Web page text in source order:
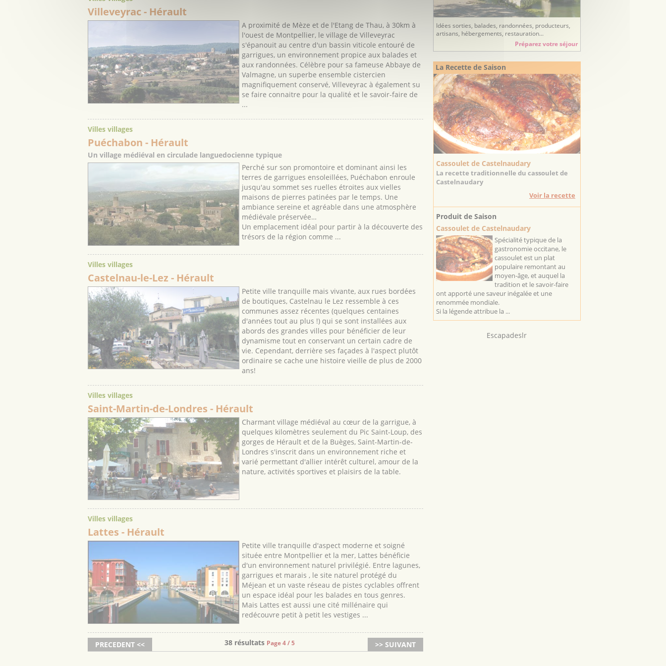
Villeveyrac- Hérault
A proximité de Mèze et de l'Etang de Thau, à 30km à
l'ouest de Montpellier, le village de Villeveyrac
s'épanouit au centre d'un bassin viticole entouré de
garrigues, un environnement propice aux balades et
aux randonnées. Célèbre pour sa fameuse Abbaye de
Valmagne, un superbe ensemble cistercien
magnifiquement conservé, Villeveyrac à également su
se faire connaitre pour la qualité et le savoir-faire de
...
Villes villages
Puéchabon - Hérault
Un village médiéval en circulade languedocienne typique
Perché sur son promontoire et dominant ainsi les
terres de garrigues ensoleillées, Puéchabon enroule
jusqu'au sommet ses ruelles étroites aux vielles
maisons de pierres patinées par le temps. Une
ambiance sereine et agréable dans une atmosphère
médiévale préservée…
Un emplacement idéal pour partir à la découverte des
trésors de la région comme ...
Villes villages
Castelnau-le-Lez - Hérault
Petite ville tranquille mais vivante, aux rues bordées
de boutiques, Castelnau le Lez ressemble à ces
communes assez récentes (quelques centaines
d'années tout au plus !) qui se sont installées aux
abords des grandes villes pour bénéficier de leur
dynamisme tout en conservant un certain cadre de
vie. Cependant, derrière ses façades à l'aspect plutôt
ordinaire se cache une histoire vieille de plus de 2000
ans!
Villes villages
Saint-Martin-de-Londres - Hérault
Charmant village médiéval au cœur de la garrigue, à
quelques kilomètres seulement du Pic Saint-Loup, des
gorges de Hérault et de la Buèges, Saint-Martin-de-
Londres s'inscrit dans un environnement riche et
varié permettant d'allier intérêt culturel, amour de la
nature, activités sportives et plaisirs de la table.
Villes villages
Lattes - Hérault
Petite ville tranquille d'aspect moderne et soigné
située entre Montpellier et la mer, Lattes bénéficie
d'un environnement naturel privilégié. Entre lagunes,
garrigues et marais , le site naturel protégé du
Méjean et un vaste réseau de pistes cyclables offrent
un espace idéal pour les balades en tous genres.
Mais Lattes est aussi une cité millénaire qui
redécouvre petit à petit les vestiges ...
PRECEDENT << >> SUIVANT
38 résultats Page 4 / 5
Idées sorties, balades, randonnées, producteurs,
artisans, hébergements, restauration...
Préparez votre séjour
La Recette de Saison
Cassoulet de Castelnaudary
La recette traditionnelle du cassoulet de
Castelnaudary
Voir la recette
Produit de Saison
Cassoulet de Castelnaudary
Spécialité typique de la
gastronomie occitane, le
cassoulet est un plat
populaire remontant au
moyen-âge, et auquel la
tradition et le savoir-faire
ont apporté une saveur inégalée et une
renommée mondiale.
Si la légende attribue la ...
Escapadeslr